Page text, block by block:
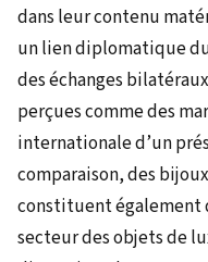
dans leur contenu
un lien diplomatique
des échanges
perçues comme des
internationale d’un
comparaison, des
constituent également
secteur des objets de